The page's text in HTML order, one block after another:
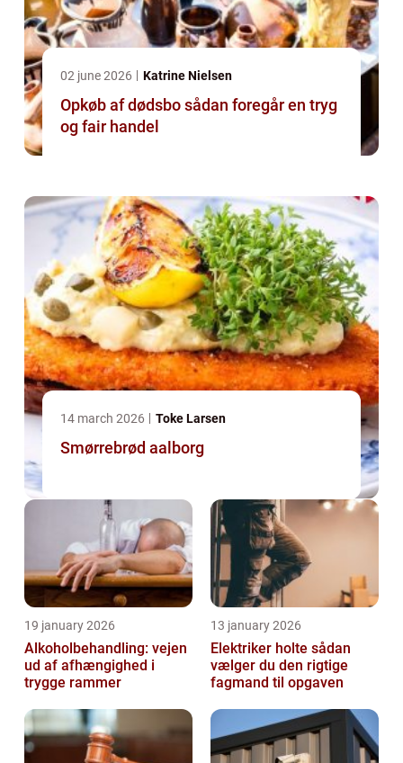
02 june 2026 Katrine Nielsen
Opkøb af dødsbo sådan foregår en tryg
og fair handel
14 march 2026 Toke Larsen
Smørrebrød aalborg
19 january 2026
Alkoholbehandling: vejen
ud af afhængighed i
trygge rammer
13 january 2026
Elektriker holte sådan
vælger du den rigtige
fagmand til opgaven